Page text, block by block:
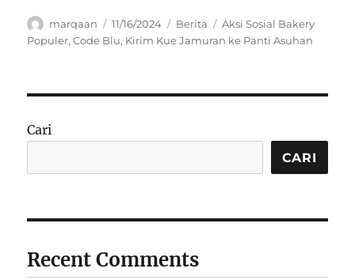
Author
marqaan
Posted
on
11/16/2024 Categories
Berita Tags
Aksi Sosial Bakery
Populer,Code Blu, Kirim Kue Jamuran ke Panti Asuhan
Cari
CARI
Recent Comments